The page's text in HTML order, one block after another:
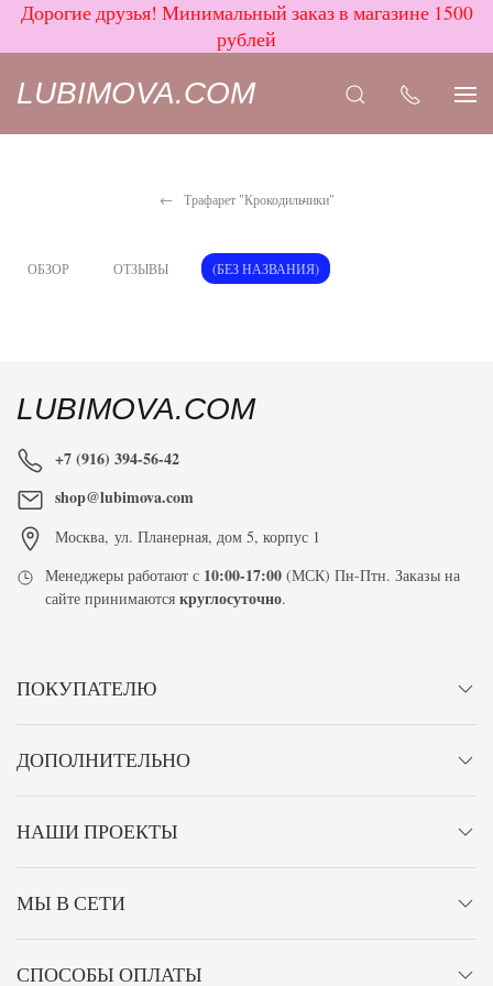
Дорогие друзья! Минимальный заказ в магазине 1500
рублей
LUBIMOVA.COM
Трафарет "Крокодильчики"
ОБЗОР ОТЗЫВЫ (БЕЗ НАЗВАНИЯ)
LUBIMOVA.COM
+7 (916) 394-56-42
shop@lubimova.com
Москва, ул. Планерная, дом 5, корпус 1
Менеджеры работают с 10:00-17:00 (МСК) Пн-Птн. Заказы на
сайте принимаютсякруглосуточно.
ПОКУПАТЕЛЮ
ДОПОЛНИТЕЛЬНО
НАШИ ПРОЕКТЫ
МЫ В СЕТИ
СПОСОБЫ ОПЛАТЫ